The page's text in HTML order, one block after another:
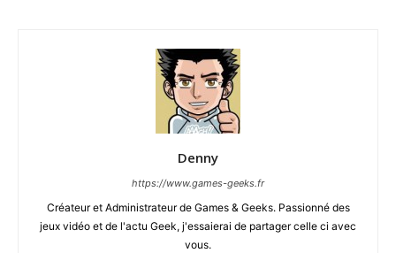
Denny
https://www.games-geeks.fr
Créateur et Administrateur de Games & Geeks. Passionné des
jeux vidéo et de l'actu Geek, j'essaierai de partager celle ci avec
vous.